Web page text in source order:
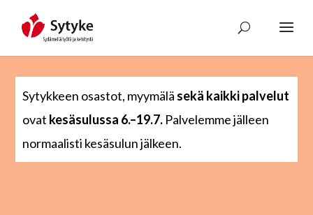
content
Sytykkeen osastot, myymälä sekä kaikki palvelut
ovat kesäsulussa 6.–19.7. Palvelemme jälleen
normaalisti kesäsulun jälkeen.